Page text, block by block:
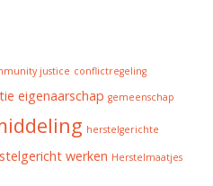
justice conflictregeling
eigenaarschap gemeenschap
herstelgerichte
werken Herstelmaatjes